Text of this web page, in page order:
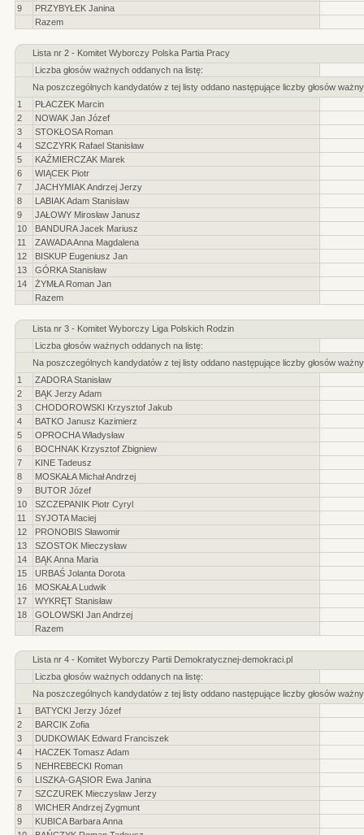
9
PRZYBYŁEK Janina
Razem
Lista nr 2 - Komitet Wyborczy Polska Partia Pracy
Liczba głosów ważnych oddanych na listę:
Na poszczególnych kandydatów z tej listy oddano następujące liczby głosów
1
PŁACZEK Marcin
2
NOWAK Jan Józef
3
STOKŁOSA Roman
4
SZCZYRK Rafael Stanisław
5
KAŹMIERCZAK Marek
6
WIĄCEK Piotr
7
JACHYMIAK Andrzej Jerzy
8
LABIAK Adam Stanisław
9
JAŁOWY Mirosław Janusz
10
BANDURA Jacek Mariusz
11
ZAWADA Anna Magdalena
12
BISKUP Eugeniusz Jan
13
GÓRKA Stanisław
14
ŻYMŁA Roman Jan
Razem
Lista nr 3 - Komitet Wyborczy Liga Polskich Rodzin
Liczba głosów ważnych oddanych na listę:
Na poszczególnych kandydatów z tej listy oddano następujące liczby głosów
1
ZADORA Stanisław
2
BĄK Jerzy Adam
3
CHODOROWSKI Krzysztof Jakub
4
BATKO Janusz Kazimierz
5
OPROCHA Władysław
6
BOCHNAK Krzysztof Zbigniew
7
KINE Tadeusz
8
MOSKAŁA Michał Andrzej
9
BUTOR Józef
10
SZCZEPANIK Piotr Cyryl
11
SYJOTA Maciej
12
PRONOBIS Sławomir
13
SZOSTOK Mieczysław
14
BĄK Anna Maria
15
URBAŚ Jolanta Dorota
16
MOSKAŁA Ludwik
17
WYKRĘT Stanisław
18
GOLOWSKI Jan Andrzej
Razem
Lista nr 4 - Komitet Wyborczy Partii Demokratycznej-demokraci.pl
Liczba głosów ważnych oddanych na listę:
Na poszczególnych kandydatów z tej listy oddano następujące liczby głosów
1
BATYCKI Jerzy Józef
2
BARCIK Zofia
3
DUDKOWIAK Edward Franciszek
4
HACZEK Tomasz Adam
5
NEHREBECKI Roman
6
LISZKA-GĄSIOR Ewa Janina
7
SZCZUREK Mieczysław Jerzy
8
WICHER Andrzej Zygmunt
9
KUBICA Barbara Anna